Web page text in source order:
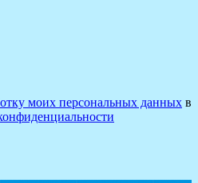
моих персональных данных в